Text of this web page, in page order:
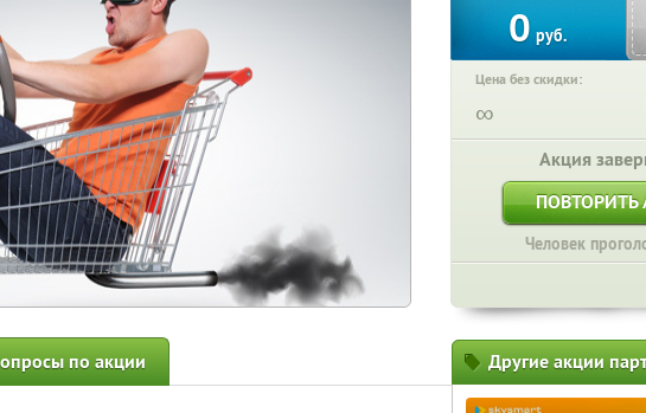
0 руб.
Цена без скидки:
∞
Акция
Человек
по акции Другие акции